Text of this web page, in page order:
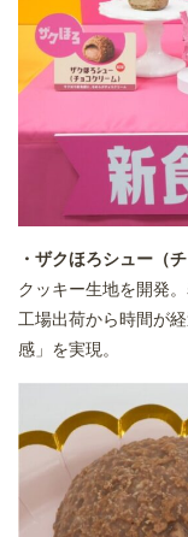
・ザクほろシュー（
クッキー生地を開発
工場出荷から時間が
感」を実現。